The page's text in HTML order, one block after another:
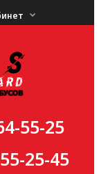
55-25
25-45